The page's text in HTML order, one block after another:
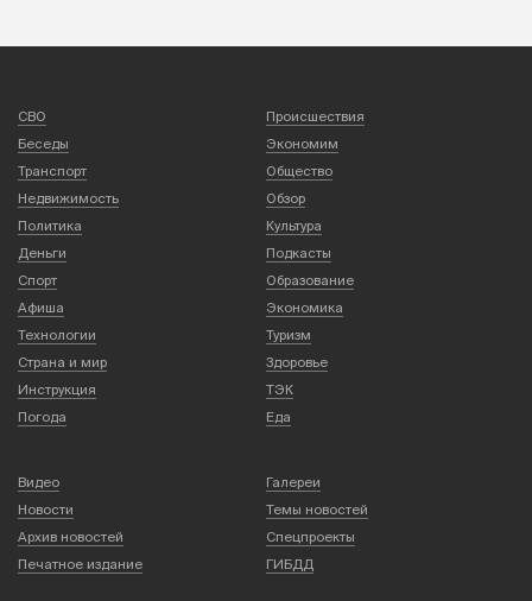
СВО
Происшествия
Беседы
Экономим
Транспорт
Общество
Недвижимость
Обзор
Политика
Культура
Деньги
Подкасты
Спорт
Образование
Афиша
Экономика
Технологии
Туризм
Страна и мир
Здоровье
Инструкция
ТЭК
Погода
Еда
Видео
Галереи
Новости
Темы новостей
Архив новостей
Спецпроекты
Печатное издание
ГИБДД